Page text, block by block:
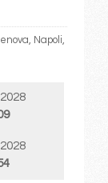
Napoli,